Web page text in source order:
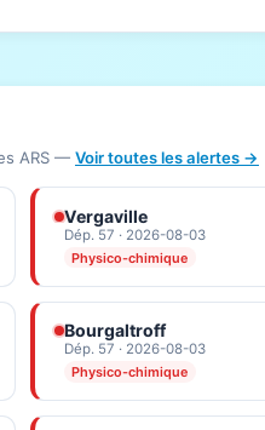
ARS — Voir toutes les alertes →
Vergaville
Dép. 57 · 2026-08-03
Physico-chimique
Bourgaltroff
Dép. 57 · 2026-08-03
Physico-chimique